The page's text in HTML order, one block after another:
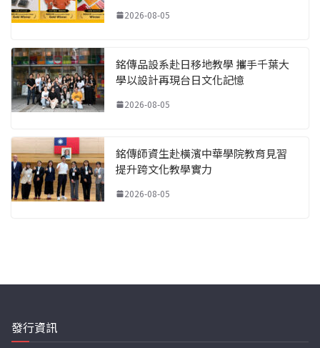
2026-08-05
銘傳品設系赴日移地教學 攜手千葉大
學以設計再現台日文化記憶
2026-08-05
銘傳師資生赴橫濱中華學院教育見習
提升跨文化教學實力
2026-08-05
發行資訊